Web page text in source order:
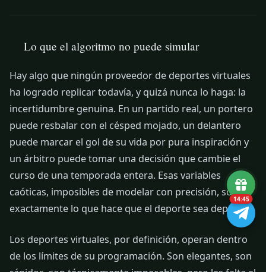
Lo que el algoritmo no puede simular
Hay algo que ningún proveedor de deportes virtuales
ha logrado replicar todavía, y quizá nunca lo haga: la
incertidumbre genuina. En un partido real, un portero
puede resbalar con el césped mojado, un delantero
puede marcar el gol de su vida por pura inspiración y
un árbitro puede tomar una decisión que cambie el
curso de una temporada entera. Esas variables
caóticas, imposibles de modelar con precisión, son
exactamente lo que hace que el deporte sea deporte.
Los deportes virtuales, por definición, operan dentro
de los límites de su programación. Son elegantes, son
14:43